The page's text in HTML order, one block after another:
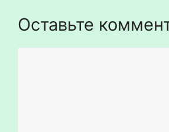
Оставьте